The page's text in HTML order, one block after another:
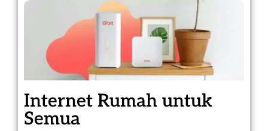
Internet Rumah untuk
Semua